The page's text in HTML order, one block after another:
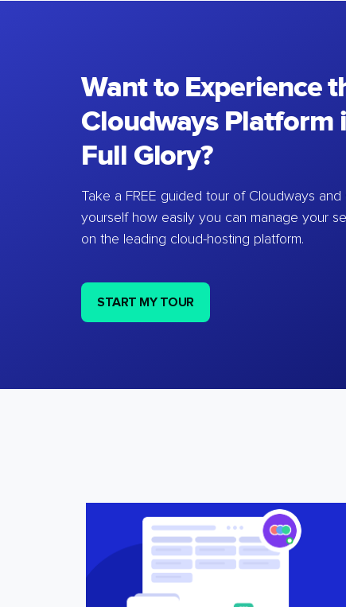
Want to Experience
Cloudways Platform
Full Glory?
Take a FREE guided tour of Cloudways and
yourself how easily you can manage your
on the leading cloud-hosting platform.
START MY TOUR